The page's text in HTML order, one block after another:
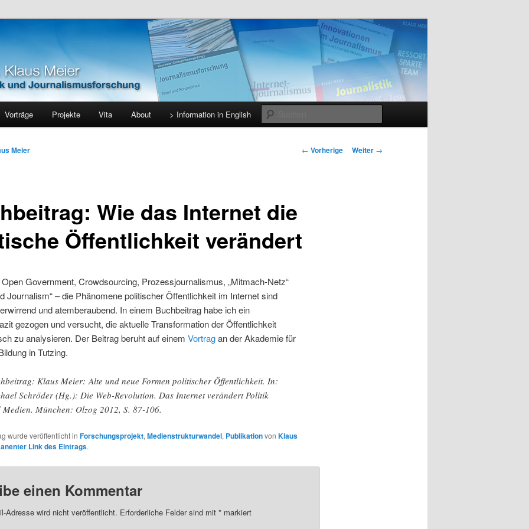
Meier
Universität Eichstätt-Ingolstadt
Vorträge Projekte Vita About > Information in English
Beitrags-
← Vorherige Weiter →
Wie das Internet die
Öffentlichkeit verändert
Meier
Government, Crowdsourcing, Prozessjournalismus, „Mitmach-Netz“
Journalism“ – die Phänomene politischer Öffentlichkeit im Internet sind
und atemberaubend. In einem Buchbeitrag habe ich ein
gezogen und versucht, die aktuelle Transformation der Öffentlichkeit
zu analysieren. Der Beitrag beruht auf einem Vortragan derAkademie für
in Tutzing.
Klaus Meier:Alte und neue Formen politischer Öffentlichkeit. In:
Schröder (Hg.): Die Web-Revolution. Das Internet verändert Politik
Medien. München: Olzog 2012, S. 87-106.
wurde veröffentlicht in Forschungsprojekt,Medienstrukturwandel, Publikationvon Klaus
Link des Eintrags.
einen Kommentar
Adresse wird nicht veröffentlicht. Erforderliche Felder sind mit *markiert